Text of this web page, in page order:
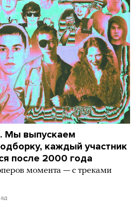
Мы выпускаем
каждый участник
после 2000 года
момента — с треками